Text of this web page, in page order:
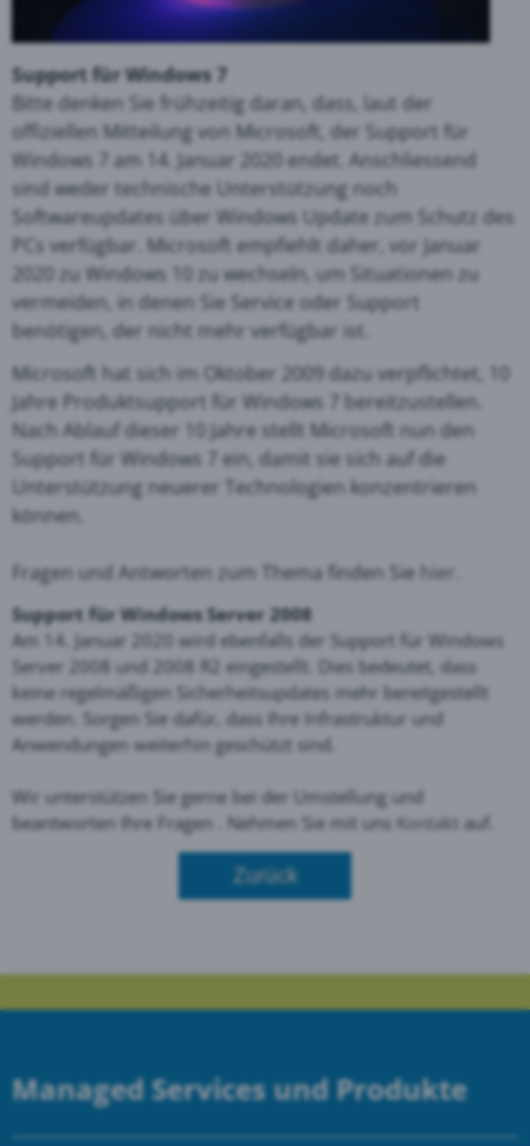
Support für Windows 7
Bitte denken Sie frühzeitig daran, dass, laut der
offiziellen Mitteilung von Microsoft, der Support für
Windows 7 am 14. Januar 2020 endet. Anschliessend
sind weder technische Unterstützung noch
Softwareupdates über Windows Update zum Schutz des
PCs verfügbar. Microsoft empfiehlt daher, vor Januar
2020 zu Windows 10 zu wechseln, um Situationen zu
vermeiden, in denen Sie Service oder Support
benötigen, der nicht mehr verfügbar ist.
Microsoft hat sich im Oktober 2009 dazu verpflichtet, 10
Jahre Produktsupport für Windows 7 bereitzustellen.
Nach Ablauf dieser 10 Jahre stellt Microsoft nun den
Support für Windows 7 ein, damit sie sich auf die
Unterstützung neuerer Technologien konzentrieren
können
Fragen und Antworten zum Thema finden Sie hier
Support für Windows Server 2008
Am 14. Januar 2020 wird ebenfalls der Support für Windows
Server 2008 und 2008 R2 eingestellt. Dies bedeutet, dass
keine regelmäßigen Sicherheitsupdates mehr bereitgestellt
werden. Sorgen Sie dafür, dass Ihre Infrastruktur und
Anwendungen weiterhin geschützt sind.
Wir unterstützen Sie gerne bei der Umstellung und
beantworten Ihre Fragen . Nehmen Sie mit uns Kontakt auf.
Zurück
Managed Services und Produkte